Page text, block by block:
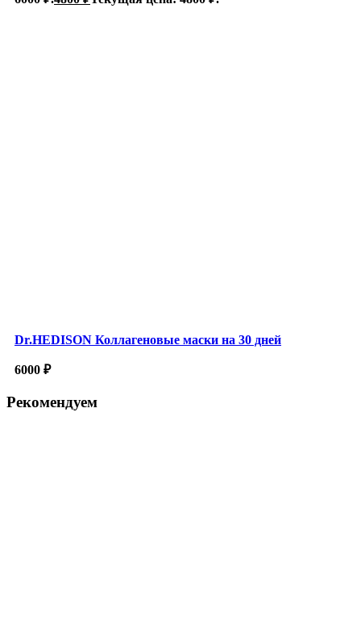
Dr.HEDISON Коллагеновые маски на 30 дней
6000 ₽
Рекомендуем